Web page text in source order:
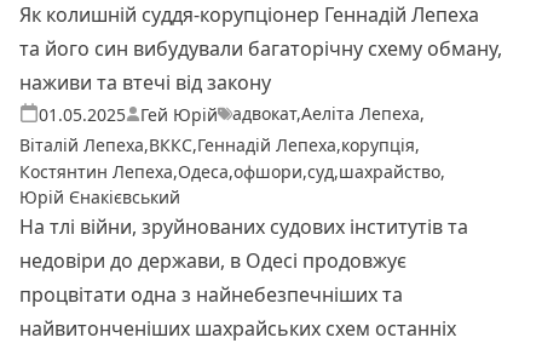
Як колишній суддя-корупціонер Геннадій Лепеха
та його син вибудували багаторічну схему обману,
наживи та втечі від закону
01.05.2025Опубліковано
Гей Юрій
Теги: адвокат,Аеліта Лепеха,
Віталій Лепеха,ВККС,Геннадій Лепеха,корупція,
Костянтин Лепеха,Одеса,офшори,суд,шахрайство,
Юрій Єнакієвський
На тлі війни, зруйнованих судових інститутів та
недовіри до держави, в Одесі продовжує
процвітати одна з найнебезпечніших та
найвитонченіших шахрайських схем останніх